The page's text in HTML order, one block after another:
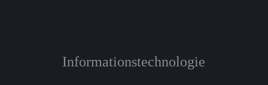
Informationstechnologie